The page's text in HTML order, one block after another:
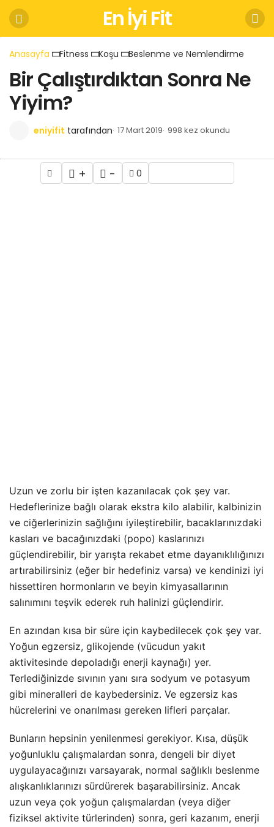
En İyi Fit
Anasayfa Fitness Koşu Beslenme ve Nemlendirme
Bir Çalıştırdıktan Sonra Ne
Yiyim?
eniyifit tarafından 17 Mart 2019 998 kez okundu
+ - 0
Uzun ve zorlu bir işten kazanılacak çok şey var.
Hedeflerinize bağlı olarak ekstra kilo alabilir, kalbinizin
ve ciğerlerinizin sağlığını iyileştirebilir, bacaklarınızdaki
kasları ve bacağınızdaki (popo) kaslarınızı
güçlendirebilir, bir yarışta rekabet etme dayanıklılığınızı
artırabilirsiniz (eğer bir hedefiniz varsa) ve kendinizi iyi
hissettiren hormonların ve beyin kimyasallarının
salınımını teşvik ederek ruh halinizi güçlendirir.
En azından kısa bir süre için kaybedilecek çok şey var.
Yoğun egzersiz, glikojende (vücudun yakıt
aktivitesinde depoladığı enerji kaynağı) yer.
Terlediğinizde sıvının yanı sıra sodyum ve potasyum
gibi mineralleri de kaybedersiniz. Ve egzersiz kas
hücrelerini ve onarılması gereken lifleri parçalar.
Bunların hepsinin yenilenmesi gerekiyor. Kısa, düşük
yoğunluklu çalışmalardan sonra, dengeli bir diyet
uygulayacağınızı varsayarak, normal sağlıklı beslenme
alışkanlıklarınızı sürdürerek başarabilirsiniz. Ancak
uzun veya çok yoğun çalışmalardan (veya diğer
fiziksel aktivite türlerinden) sonra, geri kazanım, enerji